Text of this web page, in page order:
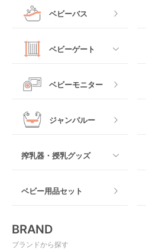
クーファン
マットレス・布団
ベビーベッドその他
ジュニアシート
チャイルドシートその
他
ロッキングタイプ
すべて
抱っこ紐その他
ベビーバス
ベビーゲート
すべて
ベビーモニター
ジャンパルー
搾乳器・授乳グッズ
授乳グッズ・ママ用品
ベビー用品セット
BRAND
ブランドから探す